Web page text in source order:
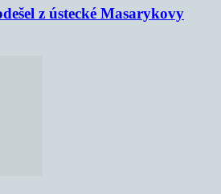
z ústecké Masarykovy